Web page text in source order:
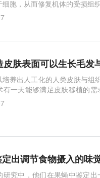
胞，从而修复机体的受损组织
皮肤表面可以生长毛发
培养出人工化的人类皮肤与组
有一天能够满足皮肤移植的需
拆装各种组件。
出调节食物摄入的味
研究中，他们在果蝇中鉴定